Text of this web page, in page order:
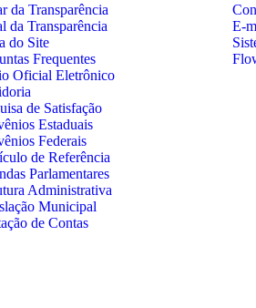
da Transparência
da Transparência
do Site
Frequentes
Oficial Eletrônico
de Satisfação
Estaduais
Federais
de Referência
Parlamentares
Administrativa
Municipal
de Contas
E-